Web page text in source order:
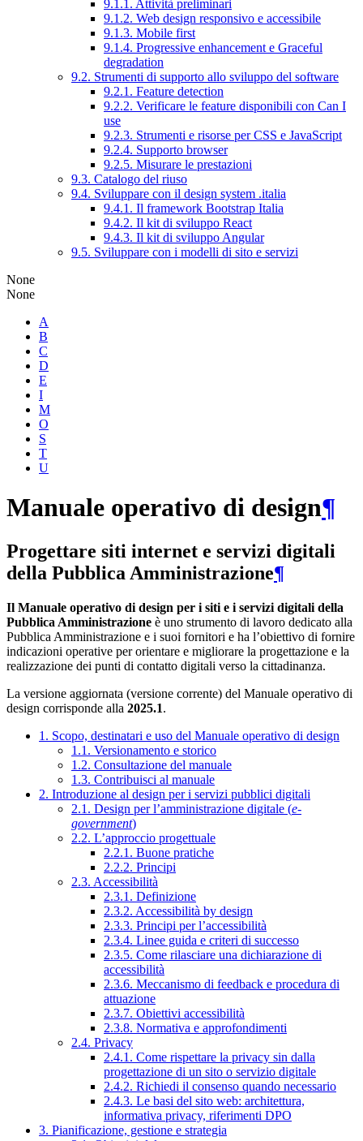
9.1.1. Attività preliminari
9.1.2. Web design responsivo e accessibile
9.1.3. Mobile first
9.1.4. Progressive enhancement e Graceful
degradation
9.2. Strumenti di supporto allo sviluppo del software
9.2.1. Feature detection
9.2.2. Verificare le feature disponibili con Can I
use
9.2.3. Strumenti e risorse per CSS e JavaScript
9.2.4. Supporto browser
9.2.5. Misurare le prestazioni
9.3. Catalogo del riuso
9.4. Sviluppare con il design system .italia
9.4.1. Il framework Bootstrap Italia
9.4.2. Il kit di sviluppo React
9.4.3. Il kit di sviluppo Angular
9.5. Sviluppare con i modelli di sito e servizi
None
None
A
B
C
D
E
I
M
O
S
T
U
Manuale operativo di design¶
Progettare siti internet e servizi digitali
della Pubblica Amministrazione¶
Il Manuale operativo di design per i siti e i servizi digitali della
Pubblica Amministrazione è uno strumento di lavoro dedicato alla
Pubblica Amministrazione e i suoi fornitori e ha l’obiettivo di fornire
indicazioni operative per orientare e migliorare la progettazione e la
realizzazione dei punti di contatto digitali verso la cittadinanza.
La versione aggiornata (versione corrente) del Manuale operativo di
design corrisponde alla 2025.1.
1. Scopo, destinatari e uso del Manuale operativo di design
1.1. Versionamento e storico
1.2. Consultazione del manuale
1.3. Contribuisci al manuale
2. Introduzione al design per i servizi pubblici digitali
2.1. Design per l’amministrazione digitale (e-
government)
2.2. L’approccio progettuale
2.2.1. Buone pratiche
2.2.2. Principi
2.3. Accessibilità
2.3.1. Definizione
2.3.2. Accessibilità by design
2.3.3. Principi per l’accessibilità
2.3.4. Linee guida e criteri di successo
2.3.5. Come rilasciare una dichiarazione di
accessibilità
2.3.6. Meccanismo di feedback e procedura di
attuazione
2.3.7. Obiettivi accessibilità
2.3.8. Normativa e approfondimenti
2.4. Privacy
2.4.1. Come rispettare la privacy sin dalla
progettazione di un sito o servizio digitale
2.4.2. Richiedi il consenso quando necessario
2.4.3. Le basi del sito web: architettura,
informativa privacy, riferimenti DPO
3. Pianificazione, gestione e strategia